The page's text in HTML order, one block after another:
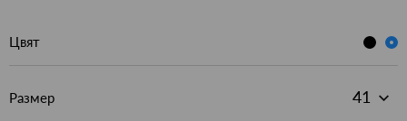
Цвят
Размер